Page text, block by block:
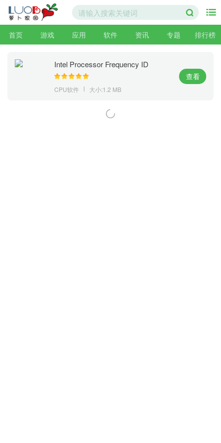
首页 游戏 应用 软件 资讯 专题 排行榜
Intel Processor Frequency ID
Utility(英特尔CPU频率检测)V7.2官
CPU软件 大小:1.2 MB
查看